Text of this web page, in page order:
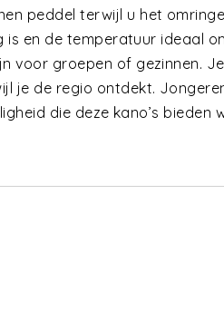
peddel terwijl u het
en de temperatuur ideaal
voor groepen of gezinnen.
je de regio ontdekt.
die deze kano’s bieden